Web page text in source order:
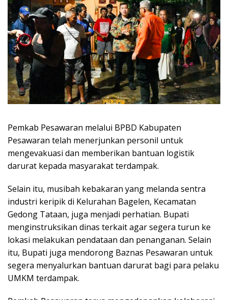
Pemkab Pesawaran melalui BPBD Kabupaten
Pesawaran telah menerjunkan personil untuk
mengevakuasi dan memberikan bantuan logistik
darurat kepada masyarakat terdampak.
Selain itu, musibah kebakaran yang melanda sentra
industri keripik di Kelurahan Bagelen, Kecamatan
Gedong Tataan, juga menjadi perhatian. Bupati
menginstruksikan dinas terkait agar segera turun ke
lokasi melakukan pendataan dan penanganan. Selain
itu, Bupati juga mendorong Baznas Pesawaran untuk
segera menyalurkan bantuan darurat bagi para pelaku
UMKM terdampak.